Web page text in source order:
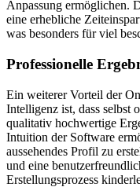
Anpassung ermöglichen.
eine erhebliche
was besonders für viel
Professionelle
Ein weiterer Vorteil der
Intelligenz ist, dass selbst
qualitativ hochwertige
Intuition der Software
aussehendes Profil zu
und eine
Erstellungsprozess